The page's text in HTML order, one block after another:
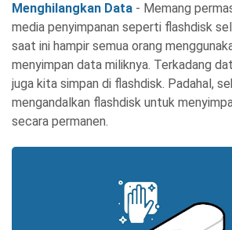
Menghilangkan Data - Memang
media penyimpanan seperti flashdisk
saat ini hampir semua orang
menyimpan data miliknya. Terkadang
juga kita simpan di flashdisk. Padahal,
mengandalkan flashdisk untuk
secara permanen.